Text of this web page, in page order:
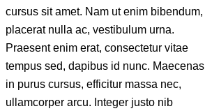
cursus sit amet. Nam ut enim bibendum,
placerat nulla ac, vestibulum urna.
Praesent enim erat, consectetur vitae
tempus sed, dapibus id nunc. Maecenas
in purus cursus, efficitur massa nec,
ullamcorper arcu. Integer justo nib